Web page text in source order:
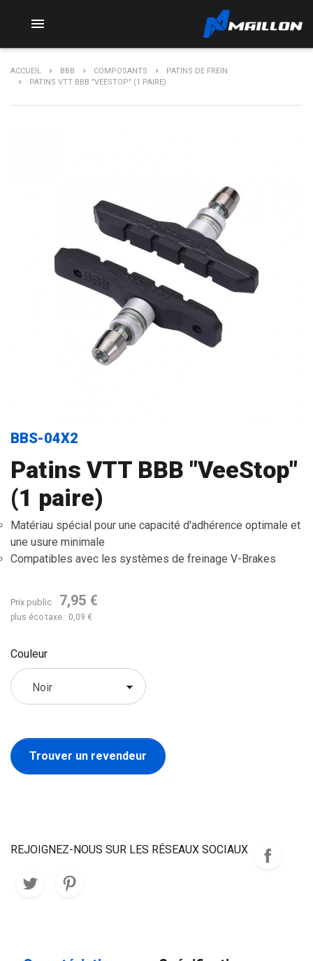

ACCUEIL BBB COMPOSANTS
PATINS DE FREIN
PATINS VTT BBB "VEESTOP" (1 PAIRE)
BBS-04X2
Patins VTT BBB "VeeStop"
(1 paire)
Matériau spécial pour une capacité d'adhérence optimale et
une usure minimale
Compatibles avec les systèmes de freinage V-Brakes
Prix public 7,95 €
plus éco taxe : 0,09 €
Couleur
Trouver un revendeur
REJOIGNEZ-NOUS SUR LES RÉSEAUX SOCIAUX